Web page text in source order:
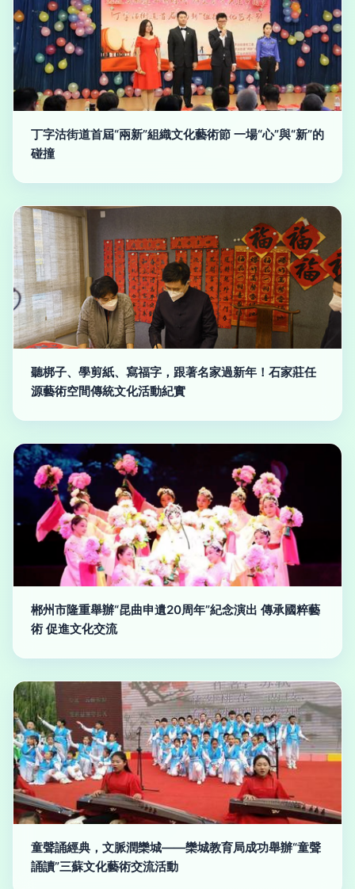
丁字沽街道首屆“兩新”組織文化藝術節 一場“心”與“新”的
碰撞
聽梆子、學剪紙、寫福字，跟著名家過新年！石家莊任
源藝術空間傳統文化活動紀實
郴州市隆重舉辦“昆曲申遺20周年”紀念演出 傳承國粹藝
術 促進文化交流
童聲誦經典，文脈潤欒城——欒城教育局成功舉辦“童聲
誦讀”三蘇文化藝術交流活動